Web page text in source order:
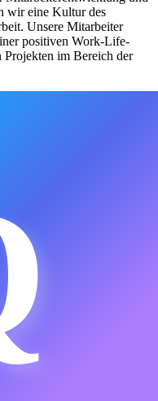
wir eine Kultur des
Unsere Mitarbeiter
positiven Work-Life-
Projekten im Bereich der